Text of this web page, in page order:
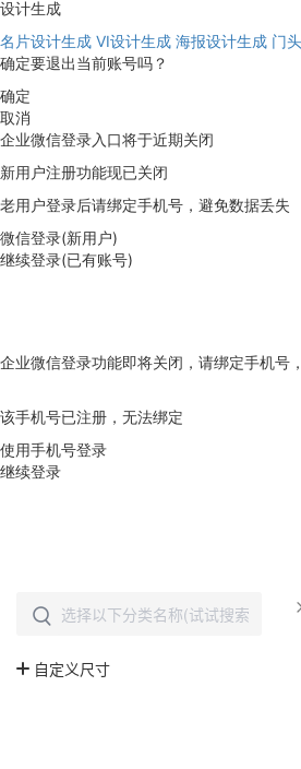
设计生成
名片设计生成 VI设计生成 海报设计生成 门
确定要退出当前账号吗？
确定
取消
企业微信登录入口将于近期关闭
新用户注册功能现已关闭
老用户登录后请绑定手机号，避免数据丢失
微信登录(新用户)
继续登录(已有账号)
企业微信登录功能即将关闭，请绑定手机号
该手机号已注册，无法绑定
使用手机号登录
继续登录